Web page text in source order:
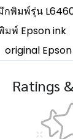
กพิมพ์รุ่น
มพ์ Epson ink
original
Ratings